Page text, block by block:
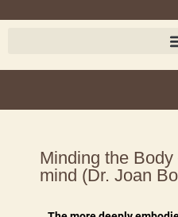
Minding the
mind (Dr. Joan